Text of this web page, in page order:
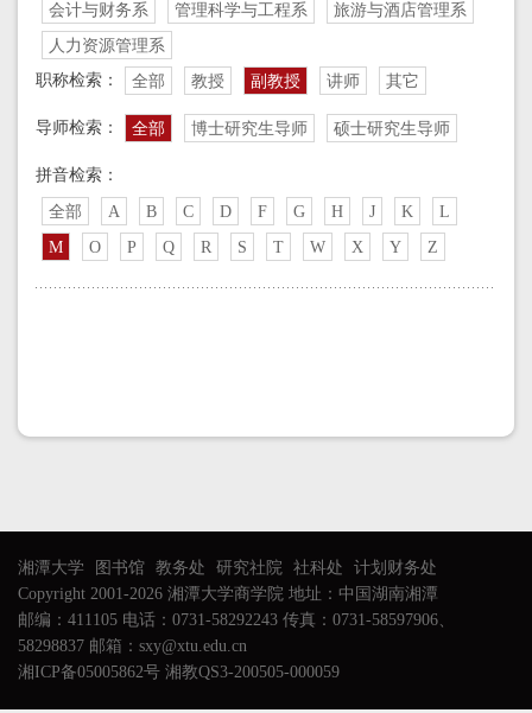
会计与财务系
管理科学与工程系
旅游与酒店管理系
人力资源管理系
职称检索：
全部 教授 副教授 讲师 其它
导师检索： 全部 博士研究生导师 硕士研究生导师
拼音检索：
全部 A B C D F G H J K
L
M
O P Q R S T W X Y Z
湘潭大学 图书馆 教务处 研究社院 社科处
计划财务处
Copyright 2001-2026 湘潭大学商学院 地址：中国湖南湘潭
邮编：411105 电话：0731-58292243 传真：0731-58597906、
58298837 邮箱：sxy@xtu.edu.cn
湘ICP备05005862号 湘教QS3-200505-000059